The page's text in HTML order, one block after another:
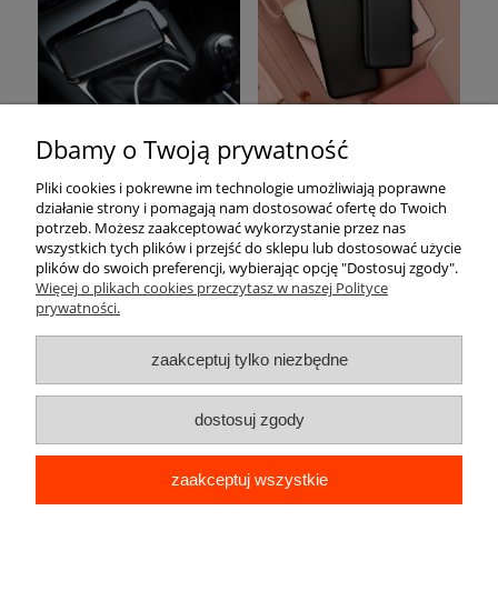
Pomoc
Moje konto
Płatności i dostawa
O nas
Dbamy o Twoją prywatność
Pliki cookies i pokrewne im technologie umożliwiają poprawne
działanie strony i pomagają nam dostosować ofertę do Twoich
potrzeb. Możesz zaakceptować wykorzystanie przez nas
wszystkich tych plików i przejść do sklepu lub dostosować użycie
plików do swoich preferencji, wybierając opcję "Dostosuj zgody".
Więcej o plikach cookies przeczytasz w naszej Polityce
prywatności.
zaakceptuj tylko niezbędne
dostosuj zgody
zaakceptuj wszystkie